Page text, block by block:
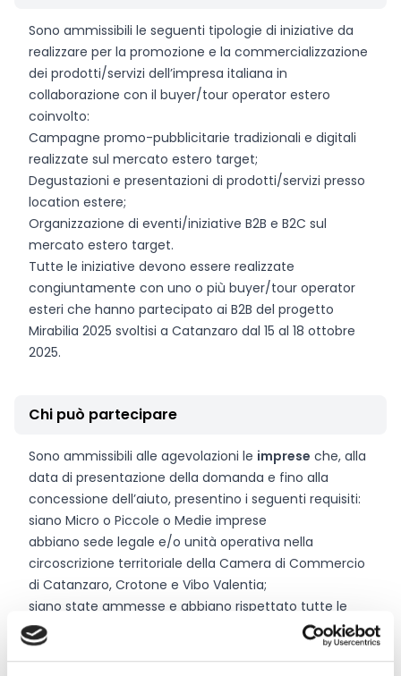
Sono ammissibili le seguenti tipologie di iniziative da
realizzare per la promozione e la commercializzazione
dei prodotti/servizi dell’impresa italiana in
collaborazione con il buyer/tour operator estero
coinvolto:
Campagne promo-pubblicitarie tradizionali e digitali
realizzate sul mercato estero target;
Degustazioni e presentazioni di prodotti/servizi presso
location estere;
Organizzazione di eventi/iniziative B2B e B2C sul
mercato estero target.
Tutte le iniziative devono essere realizzate
congiuntamente con uno o più buyer/tour operator
esteri che hanno partecipato ai B2B del progetto
Mirabilia 2025 svoltisi a Catanzaro dal 15 al 18 ottobre
2025.
Chi può partecipare
Sono ammissibili alle agevolazioni le imprese che, alla
data di presentazione della domanda e fino alla
concessione dell’aiuto, presentino i seguenti requisiti:
siano Micro o Piccole o Medie imprese
abbiano sede legale e/o unità operativa nella
circoscrizione territoriale della Camera di Commercio
di Catanzaro, Crotone e Vibo Valentia;
siano state ammesse e abbiano rispettato tutte le
condizioni di partecipazione alla XIII edizione della
Borsa del Turismo culturale o alla IX Mirabilia